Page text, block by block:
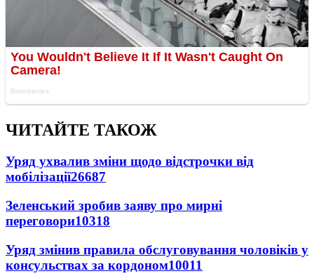
ЧИТАЙТЕ ТАКОЖ
Уряд ухвалив зміни щодо відстрочки від
мобілізації26687
Зеленський зробив заяву про мирні
переговори10318
Уряд змінив правила обслуговування чоловіків у
консульствах за кордоном10011